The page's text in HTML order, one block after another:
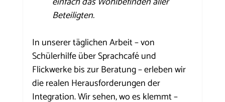
Beteiligten.
In unserer täglichen Arbeit – von
Schülerhilfe über Sprachcafé und
Flickwerke bis zur Beratung – erleben wir
die realen Herausforderungen der
Integration. Wir sehen, wo es klemmt –